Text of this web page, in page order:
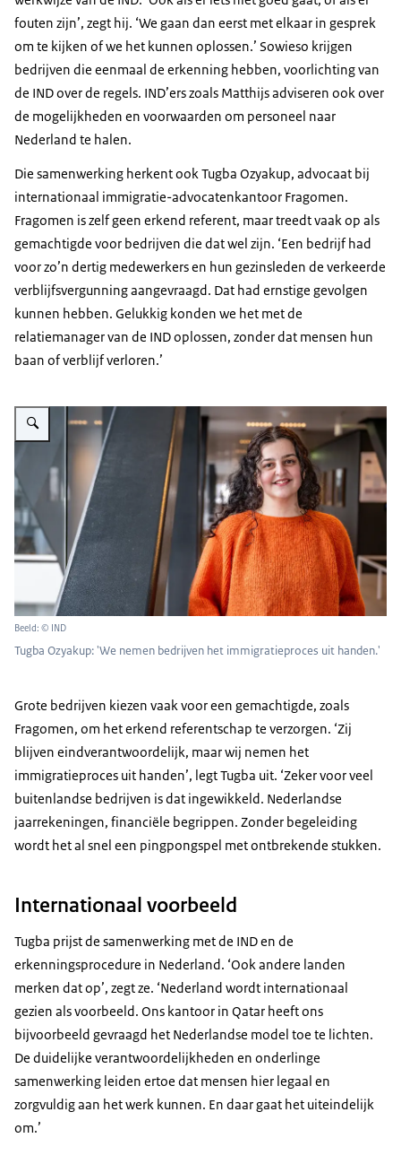
fouten zijn’, zegt hij. ‘We gaan dan eerst met elkaar in gesprek
om te kijken of we het kunnen oplossen.’ Sowieso krijgen
bedrijven die eenmaal de erkenning hebben, voorlichting van
de IND over de regels. IND’ers zoals Matthijs adviseren ook over
de mogelijkheden en voorwaarden om personeel naar
Nederland te halen.
Die samenwerking herkent ook Tugba Ozyakup, advocaat bij
internationaal immigratie-advocatenkantoor Fragomen.
Fragomen is zelf geen erkend referent, maar treedt vaak op als
gemachtigde voor bedrijven die dat wel zijn. ‘Een bedrijf had
voor zo’n dertig medewerkers en hun gezinsleden de verkeerde
verblijfsvergunning aangevraagd. Dat had ernstige gevolgen
kunnen hebben. Gelukkig konden we het met de
relatiemanager van de IND oplossen, zonder dat mensen hun
baan of verblijf verloren.’
Vergroot afbeelding Tugba Ozyakup: 'We nemen bedrijven het
Beeld: © IND
Tugba Ozyakup: 'We nemen bedrijven het immigratieproces uit handen.'
Grote bedrijven kiezen vaak voor een gemachtigde, zoals
Fragomen, om het erkend referentschap te verzorgen. ‘Zij
blijven eindverantwoordelijk, maar wij nemen het
immigratieproces uit handen’, legt Tugba uit. ‘Zeker voor veel
buitenlandse bedrijven is dat ingewikkeld. Nederlandse
jaarrekeningen, financiële begrippen. Zonder begeleiding
wordt het al snel een pingpongspel met ontbrekende stukken.
Internationaal voorbeeld
Tugba prijst de samenwerking met de IND en de
erkenningsprocedure in Nederland. ‘Ook andere landen
merken dat op’, zegt ze. ‘Nederland wordt internationaal
gezien als voorbeeld. Ons kantoor in Qatar heeft ons
bijvoorbeeld gevraagd het Nederlandse model toe te lichten.
De duidelijke verantwoordelijkheden en onderlinge
samenwerking leiden ertoe dat mensen hier legaal en
zorgvuldig aan het werk kunnen. En daar gaat het uiteindelijk
om.’